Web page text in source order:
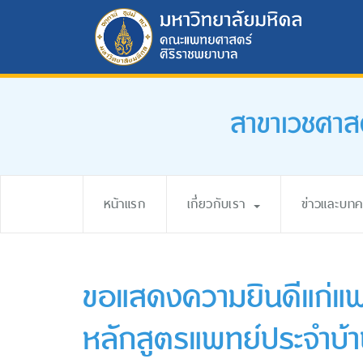
สาขาเวช
หน้าแรก เกี่ยวกับเรา ข่าวและบ
ขอแสดงความยินดีแก่
หลักสูตรแพทย์ประจำบ้